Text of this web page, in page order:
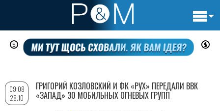
Перейти
содержанию
09:08
28.10
ГРИГОРИЙ КОЗЛОВСКИЙ И ФК «РУХ» ПЕРЕДАЛИ ВВК
«ЗАПАД» 30 МОБИЛЬНЫХ ОГНЕВЫХ ГРУПП